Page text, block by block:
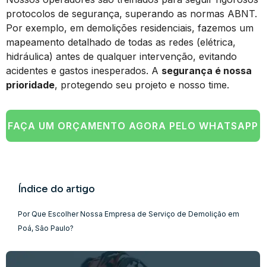
protocolos de segurança, superando as normas ABNT.
Por exemplo, em demolições residenciais, fazemos um
mapeamento detalhado de todas as redes (elétrica,
hidráulica) antes de qualquer intervenção, evitando
acidentes e gastos inesperados. A segurança é nossa
prioridade, protegendo seu projeto e nosso time.
FAÇA UM ORÇAMENTO AGORA PELO WHATSAPP
Índice do artigo
Por Que Escolher Nossa Empresa de Serviço de Demolição em
Poá, São Paulo?